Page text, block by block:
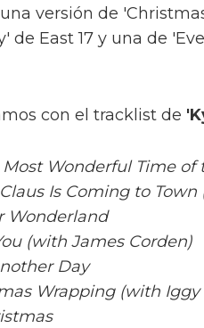
versión de
de East 17 y una de
con el tracklist de
Most Wonderful Time of
Is Coming to Town
Wonderland
(with James Corden)
Day
Wrapping (with Iggy